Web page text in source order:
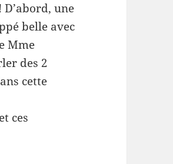
une
belle avec
Mme
des 2
cette
ces